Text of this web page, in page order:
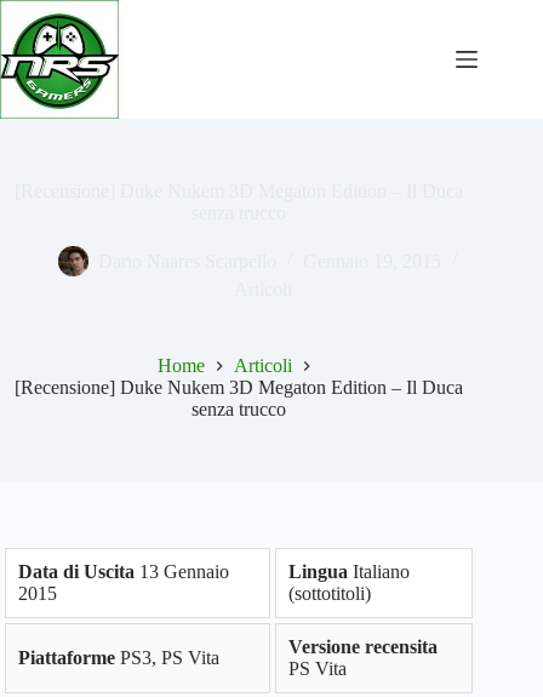
Salta
contenuto
Home
Articoli
[Recensione] Duke Nukem 3D Megaton Edition – Il Duca
senza trucco
Data di Uscita 13 Gennaio
2015
Lingua Italiano
(sottotitoli)
Piattaforme PS3, PS Vita
Versione recensita
PS Vita